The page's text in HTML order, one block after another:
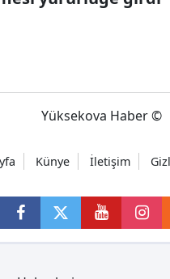
Yüksekova Haber ©
Künye İletişim